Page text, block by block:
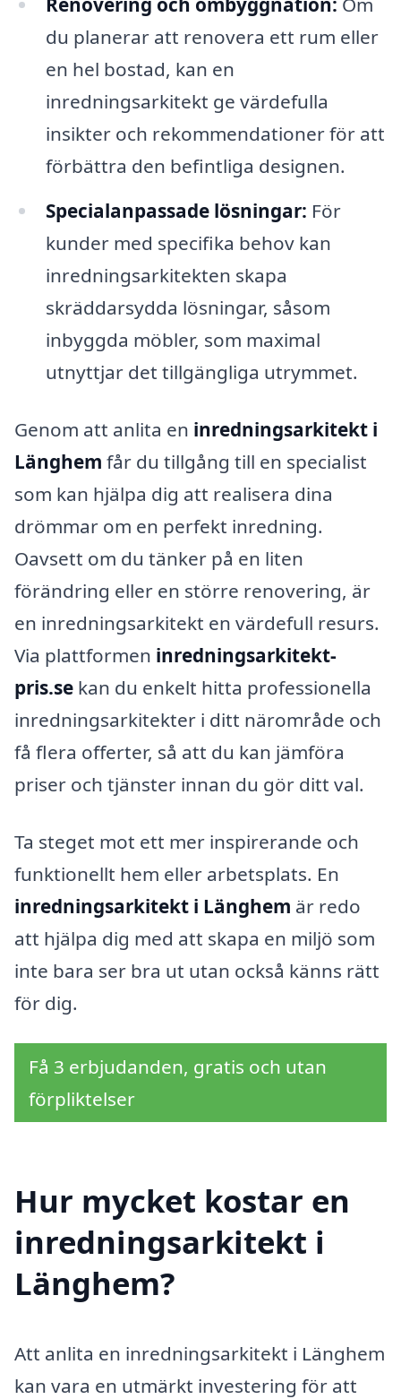
du planerar att renovera ett rum eller
en hel bostad, kan en
inredningsarkitekt ge värdefulla
insikter och rekommendationer för att
förbättra den befintliga designen.
Specialanpassade lösningar: För
kunder med specifika behov kan
inredningsarkitekten skapa
skräddarsydda lösningar, såsom
inbyggda möbler, som maximal
utnyttjar det tillgängliga utrymmet.
Genom att anlita en inredningsarkitekt i
Länghem får du tillgång till en specialist
som kan hjälpa dig att realisera dina
drömmar om en perfekt inredning.
Oavsett om du tänker på en liten
förändring eller en större renovering, är
en inredningsarkitekt en värdefull resurs.
Via plattformen inredningsarkitekt-
pris.se kan du enkelt hitta professionella
inredningsarkitekter i ditt närområde och
få flera offerter, så att du kan jämföra
priser och tjänster innan du gör ditt val.
Ta steget mot ett mer inspirerande och
funktionellt hem eller arbetsplats. En
inredningsarkitekt i Länghem är redo
att hjälpa dig med att skapa en miljö som
inte bara ser bra ut utan också känns rätt
för dig.
Få 3 erbjudanden, gratis och utan
förpliktelser
Hur mycket kostar en
inredningsarkitekt i
Länghem?
Att anlita en inredningsarkitekt i Länghem
kan vara en utmärkt investering för att